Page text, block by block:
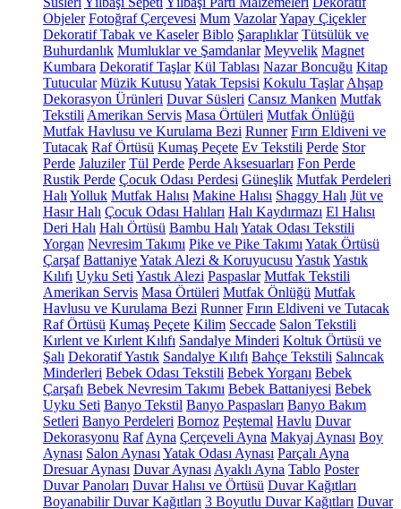
Objeler Fotoğraf Çerçevesi Mum VazolarYapay Çiçekler
Dekoratif Tabak ve Kaseler Biblo Şaraplıklar Tütsülük ve
Buhurdanlık Mumluklar ve Şamdanlar Meyvelik Magnet
Kumbara Dekoratif Taşlar Kül Tablası Nazar Boncuğu Kitap
Tutucular Müzik Kutusu Yatak Tepsisi Kokulu Taşlar Ahşap
Dekorasyon Ürünleri Duvar Süsleri Cansız Manken Mutfak
Tekstili Amerikan Servis Masa Örtüleri Mutfak Önlüğü
Mutfak Havlusu ve Kurulama Bezi Runner Fırın Eldiveni ve
Tutacak Raf Örtüsü Kumaş Peçete Ev Tekstili Perde Stor
Perde Jaluziler Tül Perde Perde Aksesuarları Fon Perde
Rustik Perde Çocuk Odası Perdesi Güneşlik Mutfak Perdeleri
Halı Yolluk Mutfak Halısı Makine Halısı Shaggy Halı Jüt ve
Hasır Halı Çocuk Odası Halıları Halı Kaydırmazı El Halısı
Deri Halı Halı Örtüsü Bambu Halı Yatak Odası Tekstili
Yorgan Nevresim Takımı Pike ve Pike Takımı Yatak Örtüsü
Çarşaf BattaniyeYatak Alezi & Koruyucusu YastıkYastık
Kılıfı Uyku Seti Yastık Alezi Paspaslar Mutfak Tekstili
Amerikan Servis Masa Örtüleri Mutfak Önlüğü Mutfak
Havlusu ve Kurulama Bezi Runner Fırın Eldiveni ve Tutacak
Raf Örtüsü Kumaş Peçete Kilim Seccade Salon Tekstili
Kırlent ve Kırlent Kılıfı Sandalye Minderi Koltuk Örtüsü ve
Şalı Dekoratif Yastık Sandalye Kılıfı Bahçe Tekstili Salıncak
Minderleri Bebek Odası Tekstili Bebek Yorganı Bebek
Çarşafı Bebek Nevresim Takımı Bebek Battaniyesi Bebek
Uyku Seti Banyo Tekstil Banyo Paspasları Banyo Bakım
Setleri Banyo Perdeleri Bornoz Peştemal Havlu Duvar
Dekorasyonu Raf Ayna Çerçeveli Ayna Makyaj Aynası Boy
Aynası Salon Aynası Yatak Odası Aynası Parçalı Ayna
Dresuar Aynası Duvar Aynası Ayaklı Ayna Tablo Poster
Duvar Panoları Duvar Halısı ve Örtüsü Duvar Kağıtları
Boyanabilir Duvar Kağıtları 3 Boyutlu Duvar Kağıtları Duvar